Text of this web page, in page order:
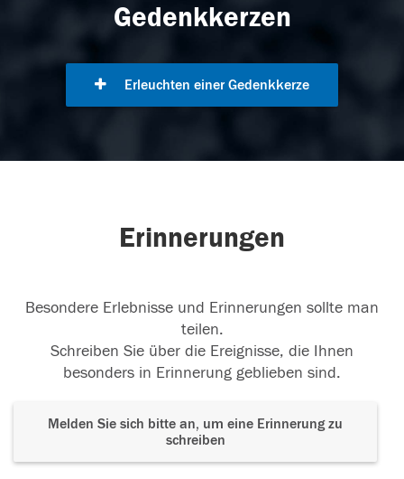
Gedenkkerzen
Erleuchten einer Gedenkkerze
Erinnerungen
Besondere Erlebnisse und Erinnerungen sollte man
teilen.
Schreiben Sie über die Ereignisse, die Ihnen
besonders in Erinnerung geblieben sind.
Melden Sie sich bitte an, um eine Erinnerung zu
schreiben